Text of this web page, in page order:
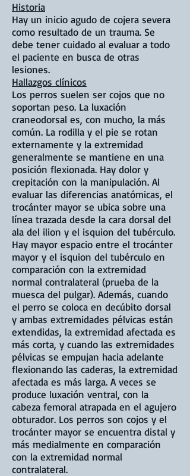
Historia
Hay un inicio agudo de cojera severa
como resultado de un trauma. Se
debe tener cuidado al evaluar a todo
el paciente en busca de otras
lesiones.
Hallazgos clínicos
Los perros suelen ser cojos que no
soportan peso. La luxación
craneodorsal es, con mucho, la más
común. La rodilla y el pie se rotan
externamente y la extremidad
generalmente se mantiene en una
posición flexionada. Hay dolor y
crepitación con la manipulación. Al
evaluar las diferencias anatómicas, el
trocánter mayor se ubica sobre una
línea trazada desde la cara dorsal del
ala del ilion y el isquion del tubérculo.
Hay mayor espacio entre el trocánter
mayor y el isquion del tubérculo en
comparación con la extremidad
normal contralateral (prueba de la
muesca del pulgar). Además, cuando
el perro se coloca en decúbito dorsal
y ambas extremidades pélvicas están
extendidas, la extremidad afectada es
más corta, y cuando las extremidades
pélvicas se empujan hacia adelante
flexionando las caderas, la extremidad
afectada es más larga. A veces se
produce luxación ventral, con la
cabeza femoral atrapada en el agujero
obturador. Los perros son cojos y el
trocánter mayor se encuentra distal y
más medialmente en comparación
con la extremidad normal
contralateral.